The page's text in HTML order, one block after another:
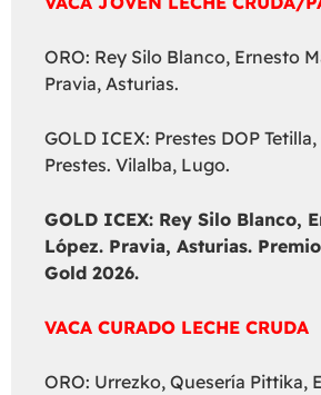
ORO: Rey Silo Blanco, Ernesto
Pravia, Asturias.
GOLD ICEX: Prestes DOP
Prestes. Vilalba, Lugo.
GOLD ICEX: Rey Silo Blanco,
López. Pravia, Asturias.
Gold 2026.
VACA CURADO LECHE CRUDA
ORO: Urrezko, Quesería Pittika,